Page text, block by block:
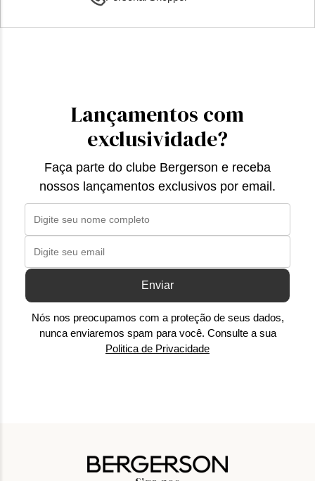
Lançamentos com
exclusividade?
Faça parte do clube Bergerson e receba
nossos lançamentos exclusivos por email.
Enviar
Nós nos preocupamos com a proteção de seus dados,
nunca enviaremos spam para você. Consulte a sua
Politica de Privacidade